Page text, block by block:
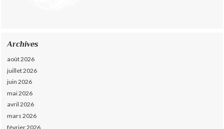
Archives
août 2026
juillet 2026
juin 2026
mai 2026
avril 2026
mars 2026
février 2026